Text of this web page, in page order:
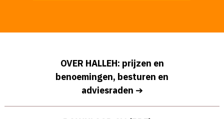
OVER HALLEH: prijzen en
benoemingen, besturen en
adviesraden